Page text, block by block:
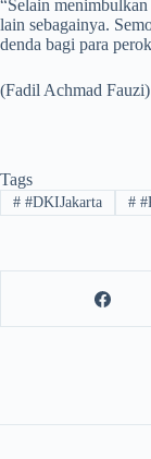
“Selain
lain sebagainya.
denda bagi para
(Fadil Achmad Fauzi)
Tags
##DKIJakarta #